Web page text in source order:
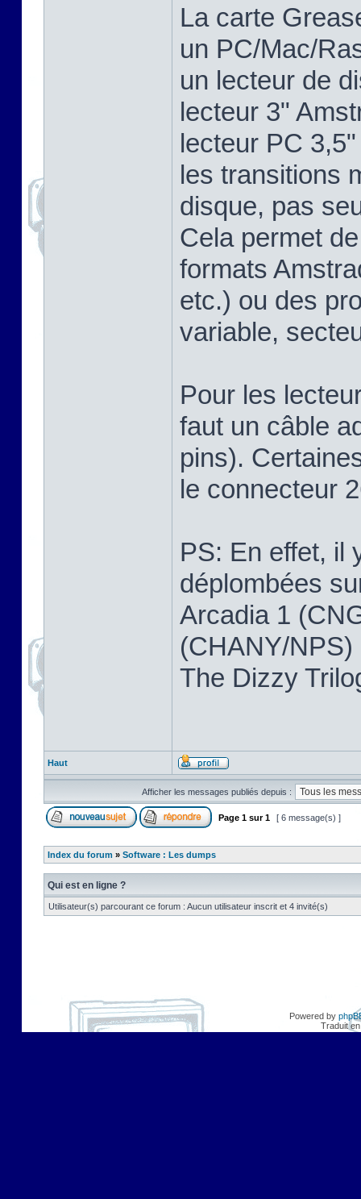
La carte
un PC/Mac/
un lecteur de
lecteur 3"
lecteur PC
les transitions
disque, pas
Cela permet
formats
etc.) ou des
variable,
Pour les
faut un câble
pins).
le connecteur
PS: En effet, il
déplombées
Arcadia 1
(CHANY/
The Dizzy
Haut
Afficher les messages publiés depuis :
Page 1 sur1 [ 6 message(s) ]
Index du forum » Software : Les dumps
Qui est en ligne ?
Utilisateur(s) parcourant ce forum : Aucun utilisateur inscrit et 4 invité(s)
Powered by
Traduit